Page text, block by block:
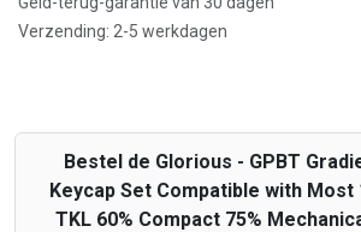
Verzending: 2-5 werkdagen
Bestel de Glorious - GPBT
Keycap Set Compatible with Most
TKL 60% Compact 75%